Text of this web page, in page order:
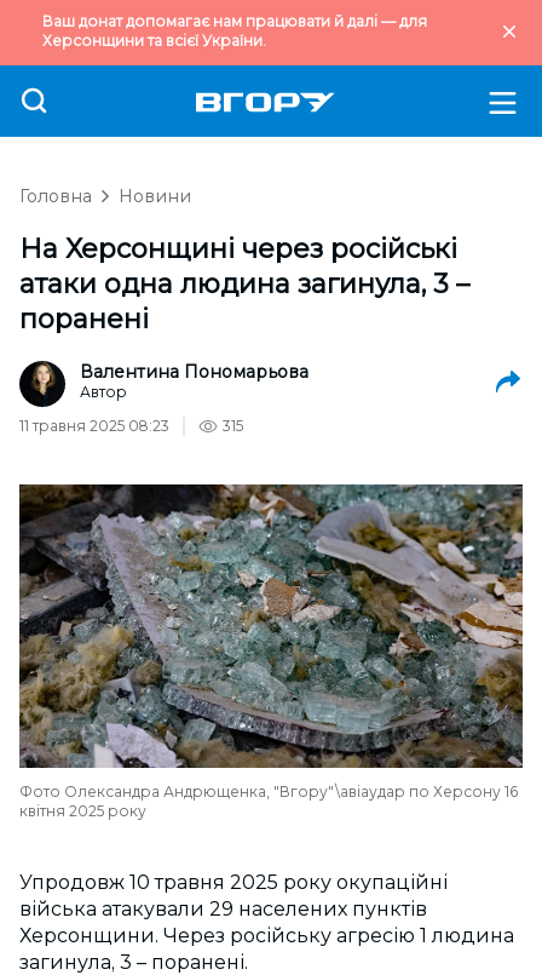
Ваш донат допомагає нам працювати й далі — для
Херсонщини та всієї України.
Головна Новини
На Херсонщині через російські
атаки одна людина загинула, 3 –
поранені
Валентина Пономарьова
Автор
11 травня 2025 08:23
315
Фото Олександра Андрющенка, "Вгору"\авіаудар по Херсону 16
квітня 2025 року
Упродовж 10 травня 2025 року окупаційні
війська атакували 29 населених пунктів
Херсонщини. Через російську агресію 1 людина
загинула, 3 – поранені.